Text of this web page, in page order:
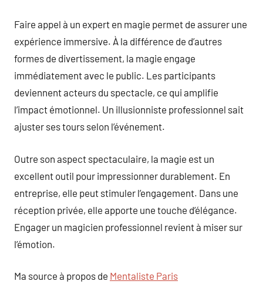
Faire appel à un expert en magie permet de assurer une
expérience immersive. À la différence de d’autres
formes de divertissement, la magie engage
immédiatement avec le public. Les participants
deviennent acteurs du spectacle, ce qui amplifie
l’impact émotionnel. Un illusionniste professionnel sait
ajuster ses tours selon l’événement.
Outre son aspect spectaculaire, la magie est un
excellent outil pour impressionner durablement. En
entreprise, elle peut stimuler l’engagement. Dans une
réception privée, elle apporte une touche d’élégance.
Engager un magicien professionnel revient à miser sur
l’émotion.
Ma source à propos de Mentaliste Paris